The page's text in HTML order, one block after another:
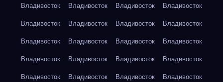
Владивосток
Владивосток Владивосток
Владивосток
Владивосток
Владивосток Владивосток
Владивосток
Владивосток
Владивосток Владивосток
Владивосток
Владивосток
Владивосток Владивосток
Владивосток
Владивосток
Владивосток Владивосток
Владивосток